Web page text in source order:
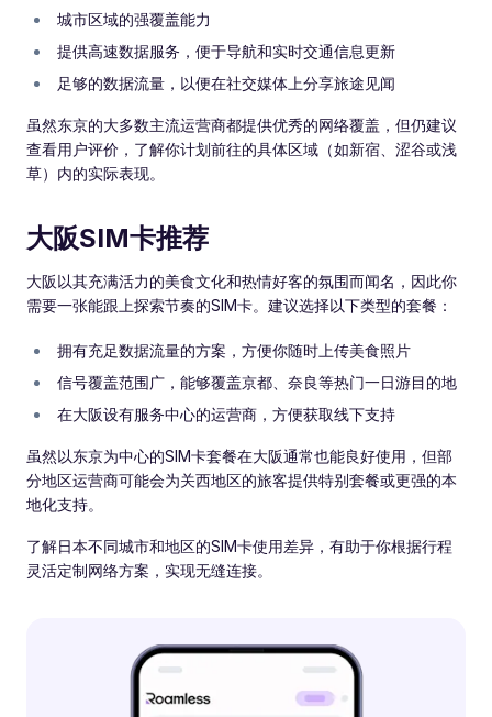
城市区域的强覆盖能力
提供高速数据服务，便于导航和实时交通信息更新
足够的数据流量，以便在社交媒体上分享旅途见闻
虽然东京的大多数主流运营商都提供优秀的网络覆盖，但仍建议
查看用户评价，了解你计划前往的具体区域（如新宿、涩谷或浅
草）内的实际表现。
大阪SIM卡推荐
大阪以其充满活力的美食文化和热情好客的氛围而闻名，因此你
需要一张能跟上探索节奏的SIM卡。建议选择以下类型的套餐：
拥有充足数据流量的方案，方便你随时上传美食照片
信号覆盖范围广，能够覆盖京都、奈良等热门一日游目的地
在大阪设有服务中心的运营商，方便获取线下支持
虽然以东京为中心的SIM卡套餐在大阪通常也能良好使用，但部
分地区运营商可能会为关西地区的旅客提供特别套餐或更强的本
地化支持。
了解日本不同城市和地区的SIM卡使用差异，有助于你根据行程
灵活定制网络方案，实现无缝连接。